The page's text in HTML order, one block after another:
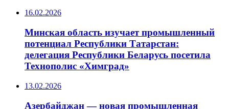
16.02.2026
Минская область изучает промышленный
потенциал Республики Татарстан:
делегация Республики Беларусь посетила
Технополис «Химград»
13.02.2026
Азербайджан — новая промышленная